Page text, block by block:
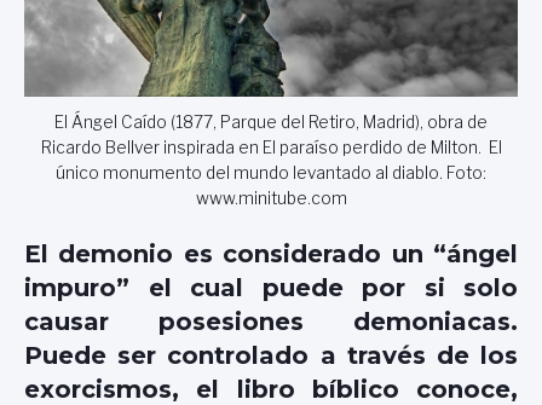
El Ángel Caído (1877, Parque del Retiro, Madrid), obra de
Ricardo Bellver inspirada en El paraíso perdido de Milton. El
único monumento del mundo levantado al diablo. Foto:
www.minitube.com
El demonio es considerado un “ángel
impuro” el cual puede por si solo
causar posesiones demoniacas.
Puede ser controlado a través de los
exorcismos, el libro bíblico conoce,